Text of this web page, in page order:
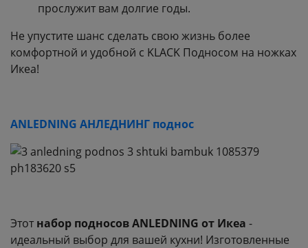
прослужит вам долгие годы.
Не упустите шанс сделать свою жизнь более
комфортной и удобной с KLACK Подносом на ножках
Икеа!
ANLEDNING АНЛЕДНИНГ поднос
Этот набор подносов ANLEDNING от Икеа -
идеальный выбор для вашей кухни! Изготовленные